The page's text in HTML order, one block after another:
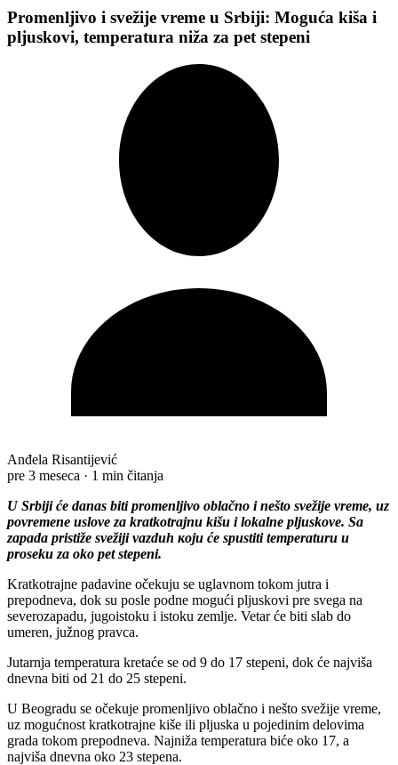
Promenljivo i svežije vreme u Srbiji: Moguća kiša i
pljuskovi, temperatura niža za pet stepeni
Anđela Risantijević
pre 3 meseca · 1 min čitanja
U Srbiji će danas biti promenljivo oblačno i nešto svežije vreme, uz
povremene uslove za kratkotrajnu kišu i lokalne pljuskove. Sa
zapada pristiže svežiji vazduh који će spustiti temperaturu u
proseku za oko pet stepeni.
Kratkotrajne padavine očekuju se uglavnom tokom jutra i
prepodneva, dok su posle podne mogući pljuskovi pre svega na
severozapadu, jugoistoku i istoku zemlje. Vetar će biti slab do
umeren, južnog pravca.
Jutarnja temperatura kretaće se od 9 do 17 stepeni, dok će najviša
dnevna biti od 21 do 25 stepeni.
U Beogradu se očekuje promenljivo oblačno i nešto svežije vreme,
uz mogućnost kratkotrajne kiše ili pljuska u pojedinim delovima
grada tokom prepodneva. Najniža temperatura biće oko 17, a
najviša dnevna oko 23 stepena.